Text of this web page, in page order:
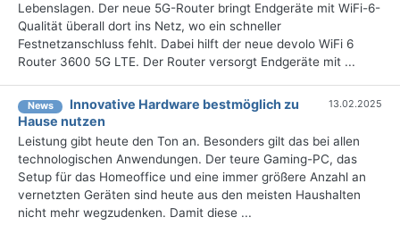
Lebenslagen. Der neue 5G-Router bringt Endgeräte mit WiFi-6-
Qualität überall dort ins Netz, wo ein schneller
Festnetzanschluss fehlt. Dabei hilft der neue devolo WiFi 6
Router 3600 5G LTE. Der Router versorgt Endgeräte mit ...
News
Innovative Hardware bestmöglich zu
Hause nutzen
13.02.2025
Leistung gibt heute den Ton an. Besonders gilt das bei allen
technologischen Anwendungen. Der teure Gaming-PC, das
Setup für das Homeoffice und eine immer größere Anzahl an
vernetzten Geräten sind heute aus den meisten Haushalten
nicht mehr wegzudenken. Damit diese ...